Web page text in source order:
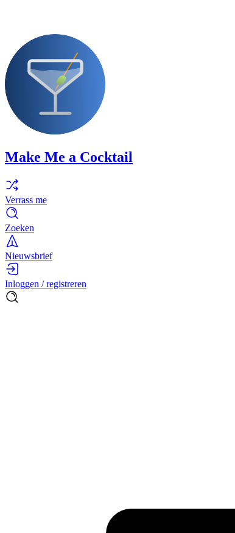
Make Me a Cocktail
Verrass me
Zoeken
Nieuwsbrief
Inloggen / registreren